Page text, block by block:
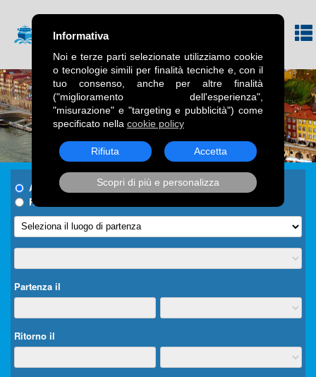
Informativa
Noi e terze parti selezionate utilizziamo cookie
o tecnologie simili per finalità tecniche e, con il
tuo consenso, anche per altre finalità
("miglioramento dell'esperienza",
"misurazione" e "targeting e pubblicità") come
specificato nella cookie policy
Rifiuta Accetta
Scopri di più e personalizza